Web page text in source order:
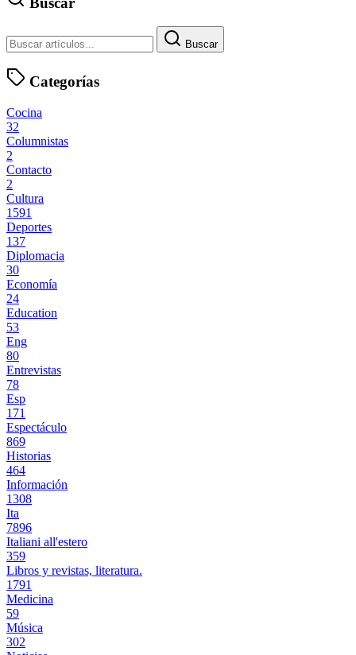
Buscar
Categorías
Cocina
32
Columnistas
2
Contacto
2
Cultura
1591
Deportes
137
Diplomacia
30
Economía
24
Education
53
Eng
80
Entrevistas
78
Esp
171
Espectáculo
869
Historias
464
Información
1308
Ita
7896
Italiani all'estero
359
Libros y revistas, literatura.
1791
Medicina
59
Música
302